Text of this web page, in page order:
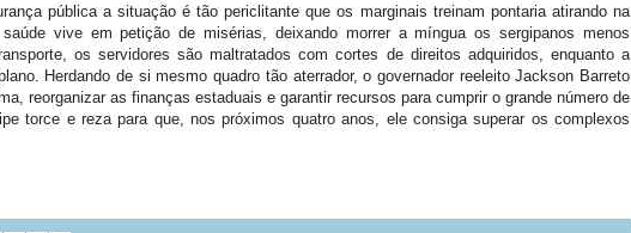
pública a situação é tão periclitante que os marginais treinam pontaria atirando na
vive em petição de misérias, deixando morrer a míngua os sergipanos menos
os servidores são maltratados com cortes de direitos adquiridos, enquanto a
Herdando de si mesmo quadro tão aterrador, o governador reeleito Jackson Barreto
reorganizar as finanças estaduais e garantir recursos para cumprir o grande número de
torce e reza para que, nos próximos quatro anos, ele consiga superar os complexos